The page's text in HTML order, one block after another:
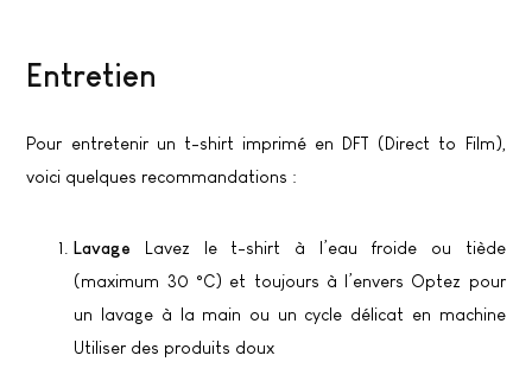
Entretien
Pour entretenir un t-shirt imprimé en DFT (Direct to Film),
voici quelques recommandations :
Lavage Lavez le t-shirt à l’eau froide ou tiède
(maximum 30 °C) et toujours à l’envers Optez pour
un lavage à la main ou un cycle délicat en machine
Utiliser des produits doux